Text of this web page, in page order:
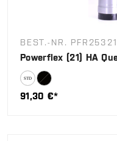
BEST.-NR. PFR25321
Powerflex (21) HA
91,30 €*